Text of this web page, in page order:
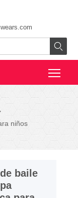

niños
baile